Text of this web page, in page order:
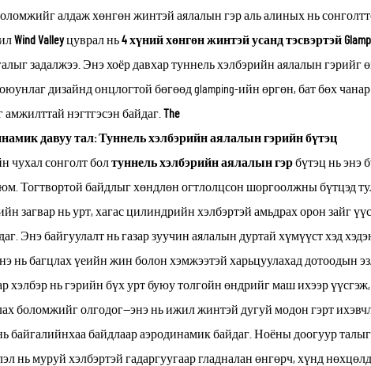
алдаж хөнгөн жинтэй аялалын гэр аль алиных нь
Wind Valleyцуврал нь4 хүний хөнгөн жинтэй усанд тэсвэртэй
задалжээ. Энэ хоёр давхар туннель хэлбэрийн аялалын гэрийг
дизайнд онцлогтой бөгөөд glamping-ийн өргөн, бат бөх
амжилттай нэгтгэсэн байдаг. The
давуу тал: Туннель хэлбэрийн аялалын гэрийн бүтэц
чухал сонголт болтуннель хэлбэрийн аялалын гэрбүтэц нь энэ
Тогтвортой байдлыг хөндлөн огтлолцсон шоргоолжны бүтцэд
загвар нь урт, хагас цилиндрийн хэлбэртэй амьдрах орон зайг
Энэ байгуулалт нь газар зуучин аялалын дуртай хүмүүст хэд
нь багцлах үеийн жин болон хэмжээтэй харьцуулахад дотоодын
хэлбэр нь гэрийн бүх урт буюу толгойн өндрийг маш ихээр
боломжийг олгодог—энэ нь ижил жинтэй дугуй модон гэрт
байгалийнхаа байдлаар аэродинамик байдаг. Ноёны доогуур
нь муруй хэлбэртэй гадаргуугаар гладналан өнгөрч, хүнд